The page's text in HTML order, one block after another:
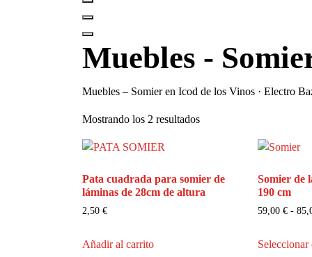
Muebles -
Muebles – Somier en Icod de los Vinos · Electro
Mostrando los 2 resultadosOrdenado
a
Pata cuadrada para somier de
láminas de 28cm de altura
2,50 €
Añadir al carrito
Somier de
190 cm
59,00€ -
Seleccionar